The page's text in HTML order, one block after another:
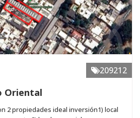
209212
Oriental
2 propiedades ideal inversión1) local